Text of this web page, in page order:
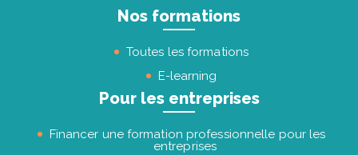
Nos formations
Toutes les formations
E-learning
Pour les entreprises
Financer une formation professionnelle pour les
entreprises